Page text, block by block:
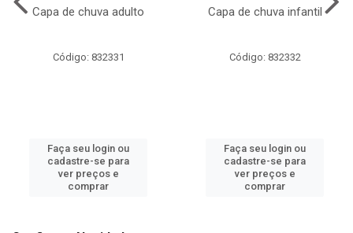
Capa de chuva adulto
Código: 832331
Faça seu login ou
cadastre-se para
ver preços e
comprar
Capa de chuva infantil
Código: 832332
Faça seu login ou
cadastre-se para
ver preços e
comprar